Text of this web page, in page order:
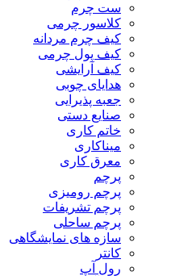
ست چرم
کلاسور چرمی
کیف چرم مردانه
کیف پول چرمی
کیف آرایشی
هدایای چوبی
جعبه پذیرایی
صنایع دستی
خاتم کاری
میناکاری
معرق کاری
پرچم
پرچم رومیزی
پرچم تشریفات
پرچم ساحلی
سازه های نمایشگاهی
کانتر
رول آپ